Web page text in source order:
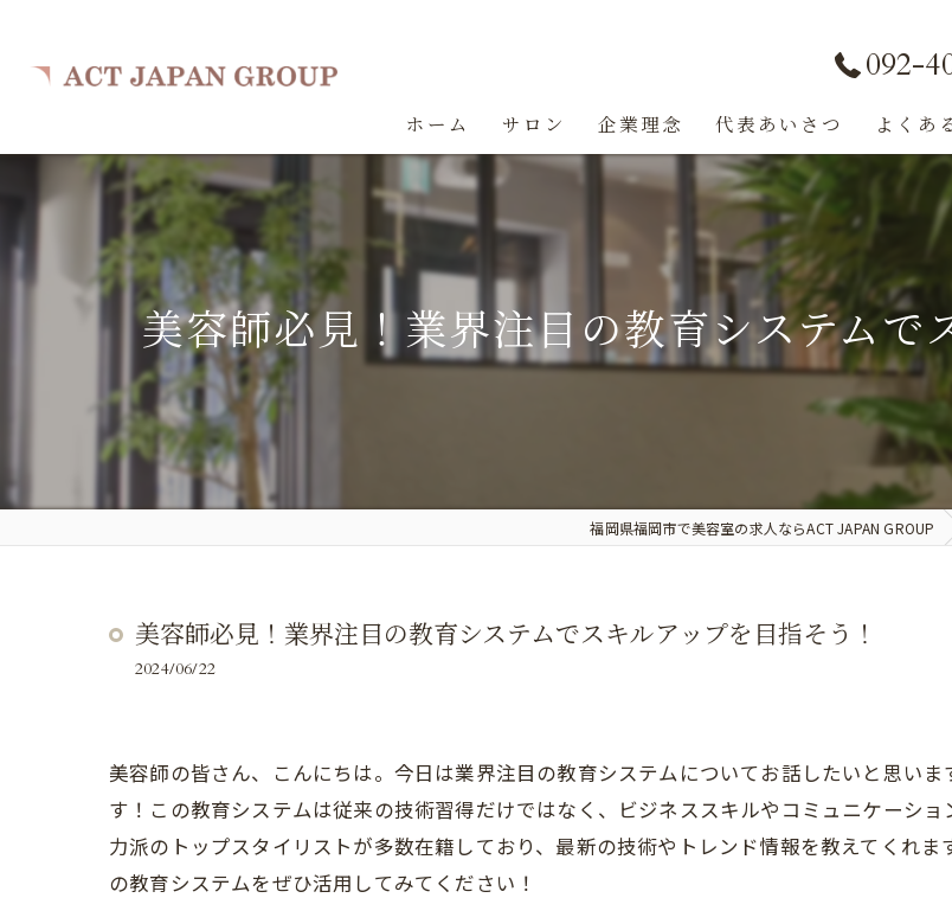
092-
ホーム サロン 企業理念 代表あいさつ よくあ
美容師必見！業界注目の教育システムで
福岡県福岡市で美容室の求人ならACT JAPAN GROUP
美容師必見！業界注目の教育システムでスキルアップを目指そう！
2024/06/22
美容師の皆さん、こんにちは。今日は業界注目の教育システムについてお話したいと思い
す！この教育システムは従来の技術習得だけではなく、ビジネススキルやコミュニケーシ
力派のトップスタイリストが多数在籍しており、最新の技術やトレンド情報を教えてくれ
の教育システムをぜひ活用してみてください！